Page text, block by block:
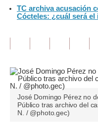
Finanzas Personales
Editorial
Pregunta de hoy
TC archiva acusación
Cócteles: ¿cuál será
José Domingo Pérez no
Público tras archivo del
N. / @photo.gec)